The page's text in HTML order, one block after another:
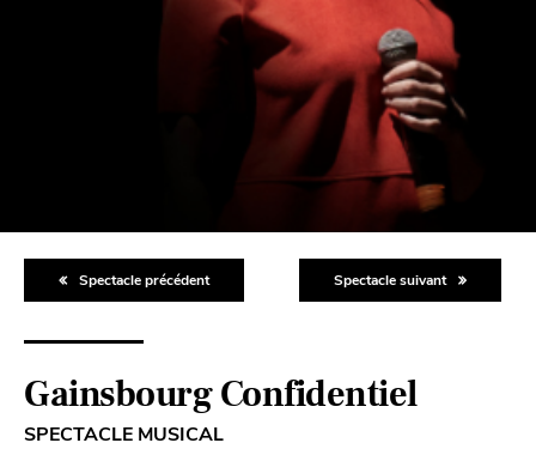
Spectacle précédent Spectacle suivant
Gainsbourg Confidentiel
SPECTACLE MUSICAL